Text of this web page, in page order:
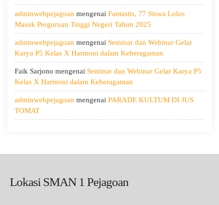
Kesehatan,
dan
Menumbuhkan
Kepedulian
adminwebpejagoan mengenai Fantastis, 77 Siswa Lolos
Masuk Perguruan Tinggi Negeri Tahun 2025
adminwebpejagoan mengenai Seminar dan Webinar Gelar
Karya P5 Kelas X Harmoni dalam Keberagaman
Faik Sarjono mengenai Seminar dan Webinar Gelar Karya P5
Kelas X Harmoni dalam Keberagaman
adminwebpejagoan mengenai PARADE KULTUM DI JUS
TOMAT
Lokasi SMAN 1 Pejagoan